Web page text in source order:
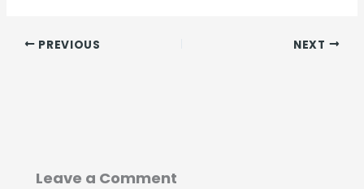
PREVIOUS NEXT
Leave a Comment